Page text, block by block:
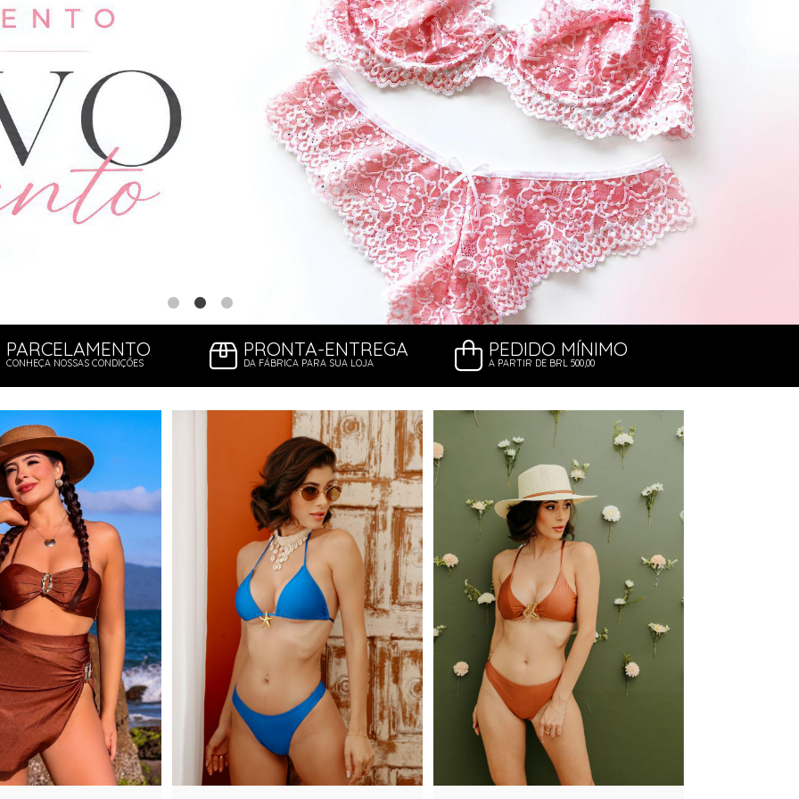
PARCELAMENTO
CONHEÇA NOSSAS CONDIÇÕES
PRONTA-ENTREGA
DA FÁBRICA PARA SUA LOJA
PEDIDO MÍNIMO
A PARTIR DE BRL 500,00